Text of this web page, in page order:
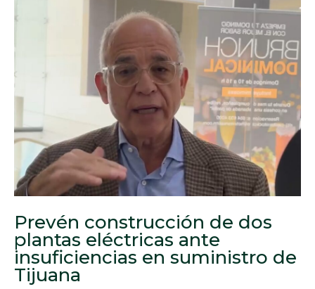
Prevén construcción de dos
plantas eléctricas ante
insuficiencias en suministro de
Tijuana